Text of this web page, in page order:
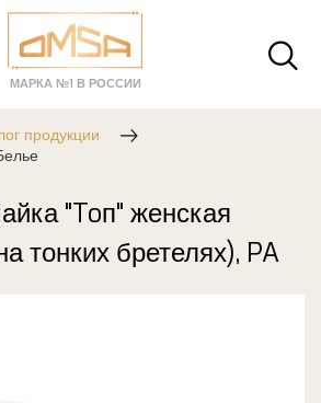
МАРКА №1 В РОССИИ
продукции
"Toп" женская
тонких бретелях), PA